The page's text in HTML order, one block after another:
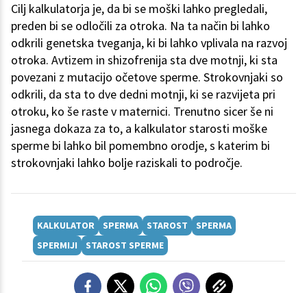
Cilj kalkulatorja je, da bi se moški lahko pregledali,
preden bi se odločili za otroka. Na ta način bi lahko
odkrili genetska tveganja, ki bi lahko vplivala na razvoj
otroka. Avtizem in shizofrenija sta dve motnji, ki sta
povezani z mutacijo očetove sperme. Strokovnjaki so
odkrili, da sta to dve dedni motnji, ki se razvijeta pri
otroku, ko še raste v maternici. Trenutno sicer še ni
jasnega dokaza za to, a kalkulator starosti moške
sperme bi lahko bil pomembno orodje, s katerim bi
strokovnjaki lahko bolje raziskali to področje.
KALKULATOR SPERMA STAROST
SPERMA
SPERMIJI
STAROST SPERME